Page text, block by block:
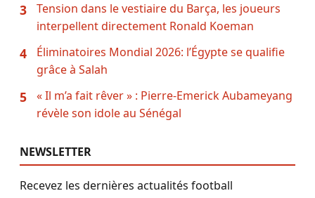
3
Tension dans le vestiaire du Barça, les joueurs
interpellent directement Ronald Koeman
4
Éliminatoires Mondial 2026: l’Égypte se qualifie
grâce à Salah
5
« Il m’a fait rêver » : Pierre-Emerick Aubameyang
révèle son idole au Sénégal
NEWSLETTER
Recevez les dernières actualités football